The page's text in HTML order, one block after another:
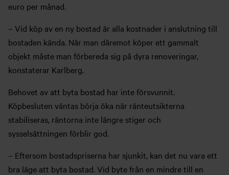
euro per månad.
– Vid köp av en ny bostad är alla kostnader i anslutning till
bostaden kända. När man däremot köper ett gammalt
objekt måste man förbereda sig på dyra renoveringar,
konstaterar Karlberg.
Behovet av att byta bostad har inte försvunnit.
Köpbesluten väntas börja öka när ränteutsikterna
stabiliseras, räntorna inte längre stiger och
sysselsättningen förblir god.
– Eftersom bostadspriserna har sjunkit, kan det nu vara ett
bra läge att byta bostad. Vid byte från en mindre till en